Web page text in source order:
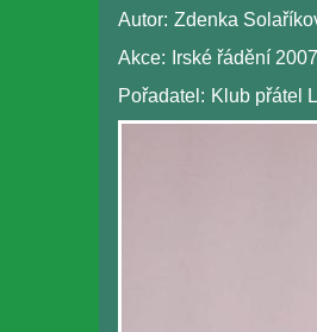
Autor: Zdenka
Akce:
Irské řádění 2007
Pořadatel: Klub přátel